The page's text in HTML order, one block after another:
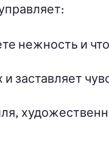
нежность и
и заставляет